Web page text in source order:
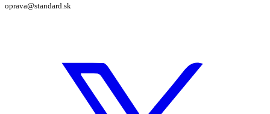
oprava@standard.sk